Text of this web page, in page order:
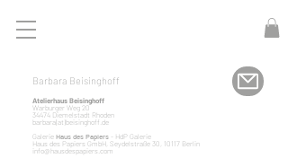
Barbara Beisinghoff
Atelierhaus Beisinghoff
Warburger Weg 20
34474 Diemelstadt Rhoden
barbara(at)beisinghoff.de
Galerie Haus des Papiers - HdP Galerie
Haus des Papiers GmbH, Seydelstraße 30, 10117 Berlin
info@hausdespapiers.com